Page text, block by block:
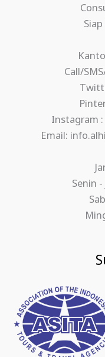
Call/
Instagram :
Email:
Senin